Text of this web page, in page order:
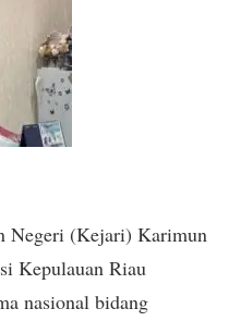
(Kejari) Karimun
Kepulauan Riau
nasional bidang